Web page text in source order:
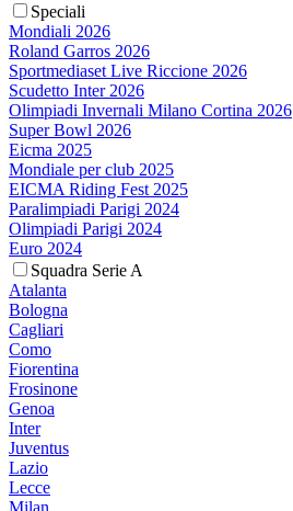
Speciali
Mondiali 2026
Roland Garros 2026
Sportmediaset Live Riccione 2026
Scudetto Inter 2026
Olimpiadi Invernali Milano Cortina 2026
Super Bowl 2026
Eicma 2025
Mondiale per club 2025
EICMA Riding Fest 2025
Paralimpiadi Parigi 2024
Olimpiadi Parigi 2024
Euro 2024
Squadra Serie A
Atalanta
Bologna
Cagliari
Como
Fiorentina
Frosinone
Genoa
Inter
Juventus
Lazio
Lecce
Milan